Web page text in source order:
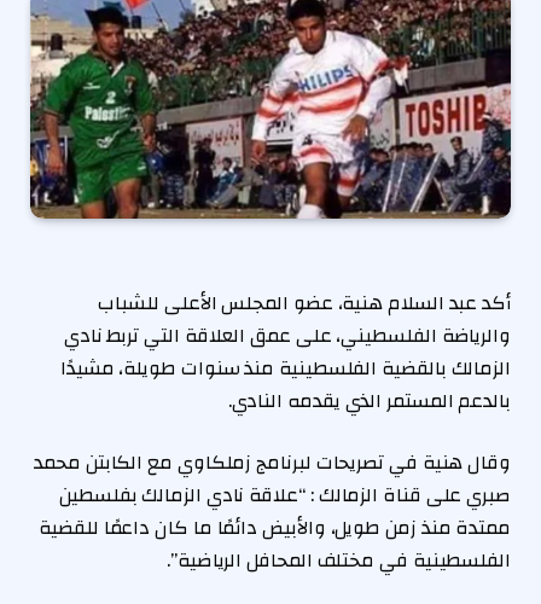
أكد عبد السلام هنية، عضو المجلس الأعلى للشباب
والرياضة الفلسطيني، على عمق العلاقة التي تربط نادي
الزمالك بالقضية الفلسطينية منذ سنوات طويلة، مشيدًا
بالدعم المستمر الذي يقدمه النادي.
وقال هنية في تصريحات لبرنامج زملكاوي مع الكابتن محمد
صبري على قناة الزمالك : “علاقة نادي الزمالك بفلسطين
ممتدة منذ زمن طويل، والأبيض دائمًا ما كان داعمًا للقضية
الفلسطينية في مختلف المحافل الرياضية”.